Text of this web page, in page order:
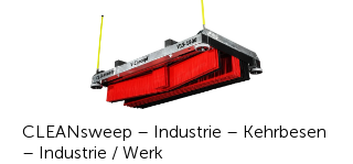
CLEANsweep – Industrie – Kehrbesen
– Industrie / Werk